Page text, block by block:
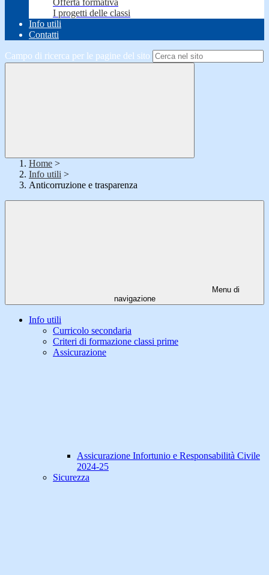
Offerta formativa
I progetti delle classi
Info utili
Contatti
Campo di ricerca per le pagine del sito
Home >
Info utili >
Anticorruzione e trasparenza
Menu di
navigazione
Info utili
Curricolo secondaria
Criteri di formazione classi prime
Assicurazione
Assicurazione Infortunio e Responsabilità Civile
2024-25
Sicurezza